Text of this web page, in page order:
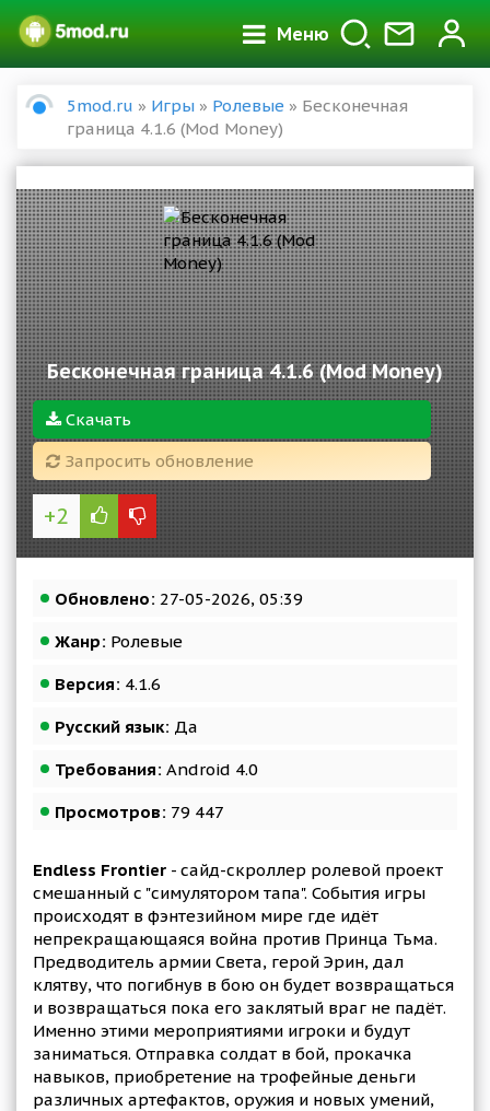
Меню
5mod.ru » Игры » Ролевые » Бесконечная
граница 4.1.6 (Mod Money)
Бесконечная граница 4.1.6 (Mod Money)
Скачать
Запросить обновление
+2
Обновлено: 27-05-2026, 05:39
Жанр: Ролевые
Версия: 4.1.6
Русский язык: Да
Требования: Android 4.0
Просмотров: 79 447
Endless Frontier - сайд-скроллер ролевой проект
смешанный с "симулятором тапа". События игры
происходят в фэнтезийном мире где идёт
непрекращающаяся война против Принца Тьма.
Предводитель армии Света, герой Эрин, дал
клятву, что погибнув в бою он будет возвращаться
и возвращаться пока его заклятый враг не падёт.
Именно этими мероприятиями игроки и будут
заниматься. Отправка солдат в бой, прокачка
навыков, приобретение на трофейные деньги
различных артефактов, оружия и новых умений,